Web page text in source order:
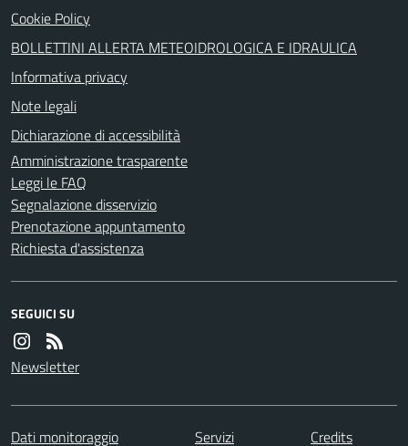
Cookie Policy
BOLLETTINI ALLERTA METEOIDROLOGICA E IDRAULICA
Informativa privacy
Note legali
Dichiarazione di accessibilità
Amministrazione trasparente
Leggi le FAQ
Segnalazione disservizio
Prenotazione appuntamento
Richiesta d'assistenza
SEGUICI SU
Newsletter
Dati monitoraggio Servizi Credits